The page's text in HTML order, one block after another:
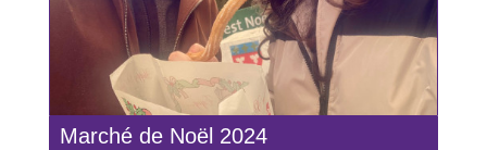
Marché de Noël 2024